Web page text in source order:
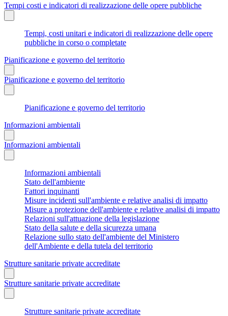
Tempi costi e indicatori di realizzazione delle opere pubbliche
Tempi, costi unitari e indicatori di realizzazione delle opere
pubbliche in corso o completate
Pianificazione e governo del territorio
Pianificazione e governo del territorio
Pianificazione e governo del territorio
Informazioni ambientali
Informazioni ambientali
Informazioni ambientali
Stato dell'ambiente
Fattori inquinanti
Misure incidenti sull'ambiente e relative analisi di impatto
Misure a protezione dell'ambiente e relative analisi di impatto
Relazioni sull'attuazione della legislazione
Stato della salute e della sicurezza umana
Relazione sullo stato dell'ambiente del Ministero
dell'Ambiente e della tutela del territorio
Strutture sanitarie private accreditate
Strutture sanitarie private accreditate
Strutture sanitarie private accreditate